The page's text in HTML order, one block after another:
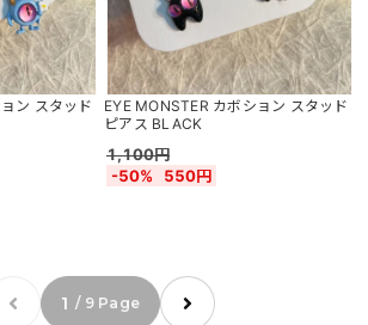
ン スタッド
EYE MONSTER カボション スタッド
ピアス BLACK
1,100円
-50%
550円
1 / 9 Page